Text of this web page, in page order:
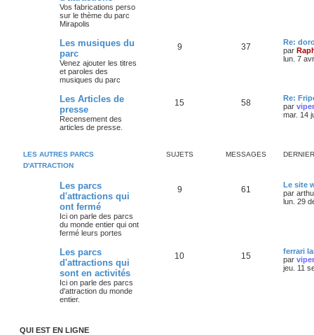
Vos fabrications perso
sur le thème du parc
Mirapolis
Les musiques du
parc
Venez ajouter les titres
et paroles des
musiques du parc
9 37
Re:
par
lun. 7
Les Articles de
presse
Recensement des
articles de presse.
15 58
Re:
par
mar. 14
LES AUTRES PARCS
D'ATTRACTION
SUJETS MESSAGES
Les parcs
d'attractions qui
ont fermé
Ici on parle des parcs
du monde entier qui ont
fermé leurs portes
9 61
Le site
par
lun. 29
Les parcs
d'attractions qui
sont en activités
Ici on parle des parcs
d'attraction du monde
entier.
10 15
ferrari
par
jeu. 11
QUI EST EN LIGNE